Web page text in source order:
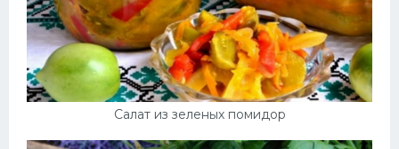
Салат из зеленых помидор